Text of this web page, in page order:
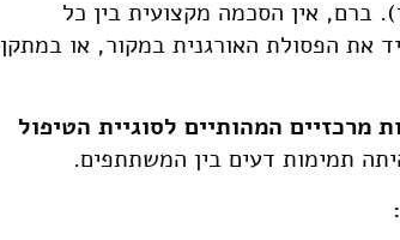
ברם, אין הסכמה מקצועית בין כל
את הפסולת האורגנית במקור, או במתקן
מרכזיים המהותיים לסוגיית הטיפול
תמימות דעים בין המשתתפים.